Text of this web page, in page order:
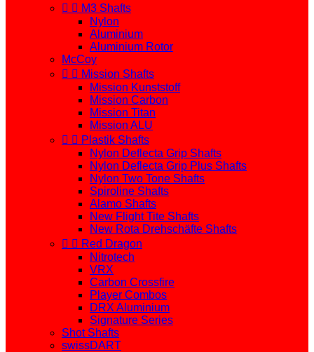
  M3 Shafts
Nylon
Aluminium
Aluminium Rotor
McCoy
  Mission Shafts
Mission Kunststoff
Mission Carbon
Mission Titan
Mission ALU
  Plastik Shafts
Nylon Deflecta Grip Shafts
Nylon Deflecta Grip Plus Shafts
Nylon Two Tone Shafts
Spiroline Shafts
Alamo Shafts
New Flight Tite Shafts
New Rota Drehschäfte Shafts
  Red Dragon
Nitrotech
VRX
Carbon Crossfire
Player Combos
DRX Aluminium
Signature Series
Shot Shafts
swissDART